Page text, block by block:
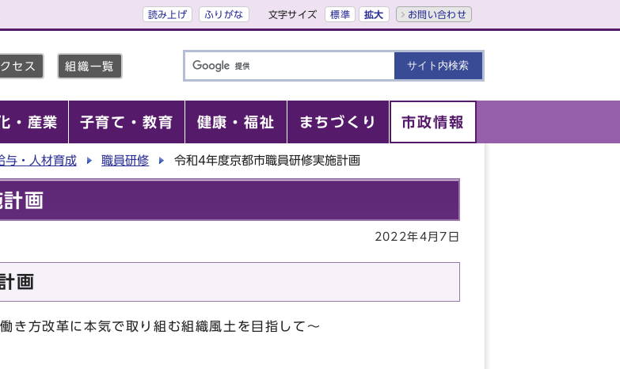
読み上げ ふりがな 文字サイズ 標準 拡大 お問い合わせ
セス 組織一覧
・産業 子育て・教育 健康・福祉 まちづくり 市政情報
与・人材育成 職員研修 令和4年度京都市職員研修実施計画
画
2022年4月7日
画
き方改革に本気で取り組む組織風土を目指して～